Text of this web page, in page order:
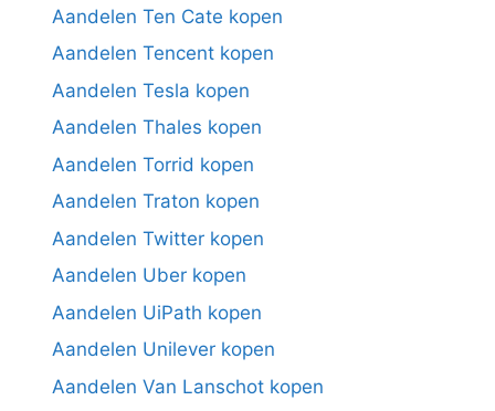
Aandelen Ten Cate kopen
Aandelen Tencent kopen
Aandelen Tesla kopen
Aandelen Thales kopen
Aandelen Torrid kopen
Aandelen Traton kopen
Aandelen Twitter kopen
Aandelen Uber kopen
Aandelen UiPath kopen
Aandelen Unilever kopen
Aandelen Van Lanschot kopen